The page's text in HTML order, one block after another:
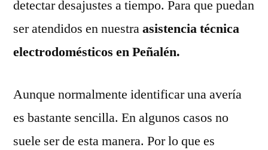
detectar desajustes a tiempo. Para que puedan
ser atendidos en nuestraasistencia técnica
electrodomésticos en Peñalén.
Aunque normalmente identificar una avería
es bastante sencilla. En algunos casos no
suele ser de esta manera. Por lo que es